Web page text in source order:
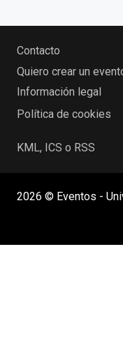
Contacto
Quiero crear un
Información legal
Política de cookies
KML, ICS o RSS
2026 © Eventos -